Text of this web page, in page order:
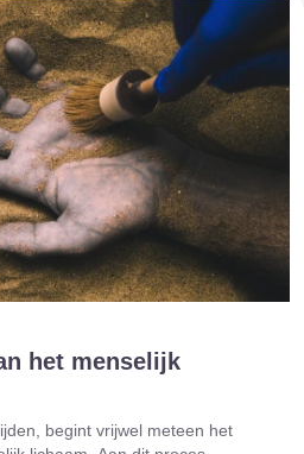
het menselijk
begint vrijwel meteen het